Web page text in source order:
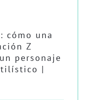
cómo una
Z
personaje
|